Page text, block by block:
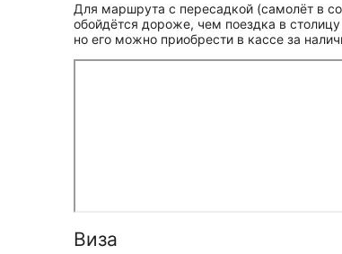
Для маршрута с пересадкой (самолёт в
обойдётся дороже, чем поездка в
но его можно приобрести в кассе за
Виза